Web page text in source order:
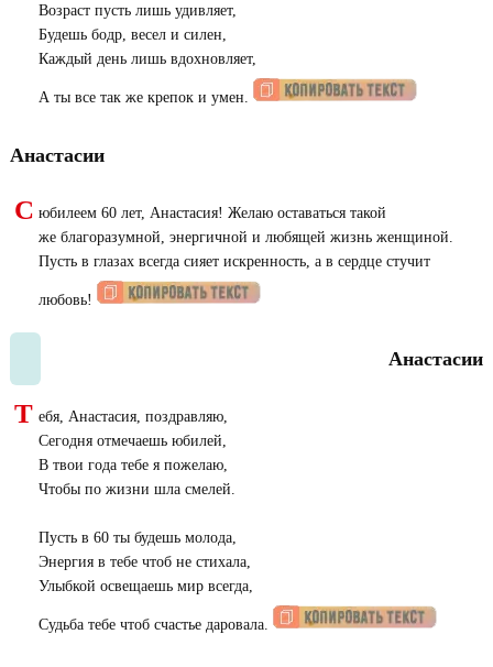
Возраст пусть лишь удивляет,
Будешь бодр, весел и силен,
Каждый день лишь вдохновляет,
А ты все так же крепок и умен.
Анастасии
С юбилеем 60 лет, Анастасия! Желаю оставаться такой
же благоразумной, энергичной и любящей жизнь женщиной.
Пусть в глазах всегда сияет искренность, а в сердце стучит
любовь!
Анастасии
Т ебя, Анастасия, поздравляю,
Сегодня отмечаешь юбилей,
В твои года тебе я пожелаю,
Чтобы по жизни шла смелей.
Пусть в 60 ты будешь молода,
Энергия в тебе чтоб не стихала,
Улыбкой освещаешь мир всегда,
Судьба тебе чтоб счастье даровала.